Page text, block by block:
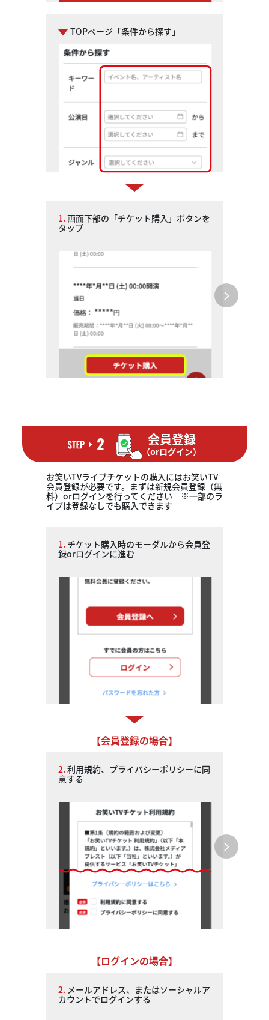
TOPページ「条件から探す」
1. 画面下部の「チケット購入」ボタンを
タップ
会員登録
（orログイン）
お笑いTVライブチケットの購入にはお笑いTV
会員登録が必要です。まずは新規会員登録（無
料）orログインを行ってください ※一部のラ
イブは登録なしでも購入できます
1. チケット購入時のモーダルから会員登
録orログインに進む
【会員登録の場合】
2. 利用規約、プライバシーポリシーに同
意する
【ログインの場合】
2. メールアドレス、またはソーシャルア
カウントでログインする